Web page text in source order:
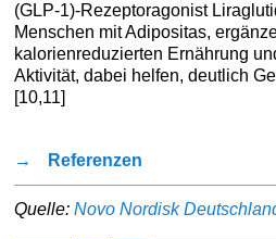
(GLP-1)-Rezeptoragonist
Menschen mit Adipositas,
kalorienreduzierten Ernährung
Aktivität, dabei helfen, deutlich
[10,11]
→ Referenzen
Quelle:Novo Nordisk